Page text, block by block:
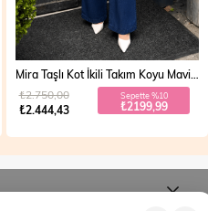
Mira Taşlı Kot İkili Takım Koyu Mavi 19286
₺2.444,43
₺2.750,00 Sepette %10
₺2199,99